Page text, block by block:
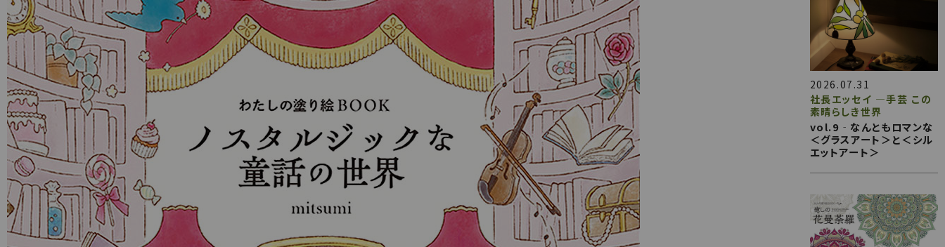
2026.07.31
社長エッセイ ―手芸 この
素晴らしき世界
vol.9‐なんともロマンな
＜グラスアート＞と＜シル
エットアート＞